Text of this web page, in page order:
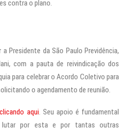
contra o plano.
a Presidente da São Paulo Previdência,
com a pauta de reivindicação dos
para celebrar o Acordo Coletivo para
o agendamento de reunião.
clicando aqui. Seu apoio é fundamental
lutar por esta e por tantas outras